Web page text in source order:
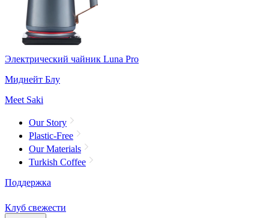
Электрический чайник Luna Pro
Миднейт Блу
Meet Saki
Our Story
Plastic-Free
Our Materials
Turkish Coffee
Поддержка
Клуб свежести